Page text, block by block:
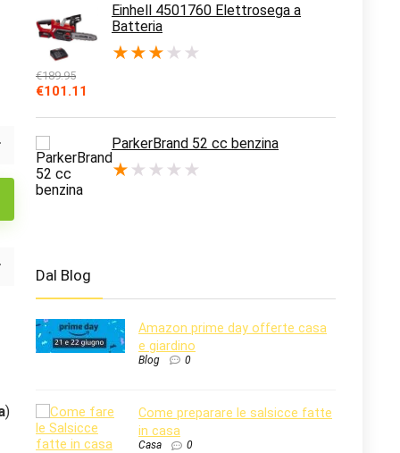
)
Einhell 4501760 Elettrosega a
Batteria
★★★ ★ ★
€189.95
Il
originale
era:
€189.95.
€101.11
attuale
€101.11.
ParkerBrand 52 cc benzina
★ ★ ★ ★ ★
Dal Blog
Amazon prime day offerte casa
e giardino
Blog 0
Come preparare le salsicce fatte
in casa
Casa 0